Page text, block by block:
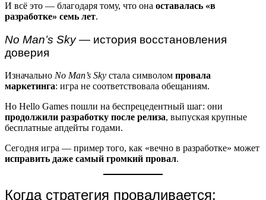
И всё это — благодаря тому, что она оставалась «в
разработке» семь лет.
No Man’s Sky— история восстановления
доверия
Изначально No Man’s Sky стала символом провала
маркетинга: игра не соответствовала обещаниям.
Но Hello Games пошли на беспрецедентный шаг: они
продолжили разработку после релиза, выпуская крупные
бесплатные апдейты годами.
Сегодня игра — пример того, как «вечно в разработке» может
исправить даже самый громкий провал.
Когда стратегия проваливается: